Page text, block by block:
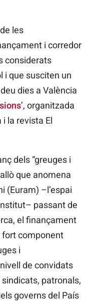
les
i corredor
considerats
i que susciten un
dies a València
’, organitzada
i la revista El
dels “greuges i
que anomena
(Euram) –l’espai
passant de
el finançament
fort component
i
de convidats
patronals,
governs del País